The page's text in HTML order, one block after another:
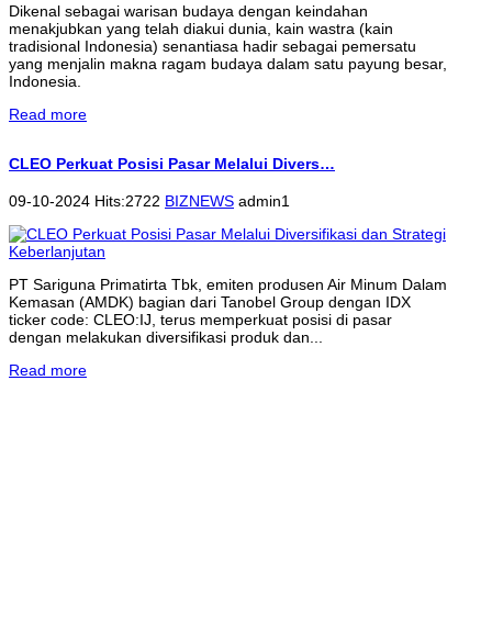
Dikenal sebagai warisan budaya dengan keindahan
menakjubkan yang telah diakui dunia, kain wastra (kain
tradisional Indonesia) senantiasa hadir sebagai pemersatu
yang menjalin makna ragam budaya dalam satu payung besar,
Indonesia.
Read more
CLEO Perkuat Posisi Pasar Melalui Divers…
09-10-2024 Hits:2722 BIZNEWS admin1
PT Sariguna Primatirta Tbk, emiten produsen Air Minum Dalam
Kemasan (AMDK) bagian dari Tanobel Group dengan IDX
ticker code: CLEO:IJ, terus memperkuat posisi di pasar
dengan melakukan diversifikasi produk dan...
Read more